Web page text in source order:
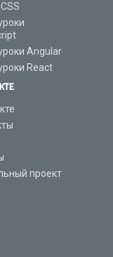
Angular
React
проект